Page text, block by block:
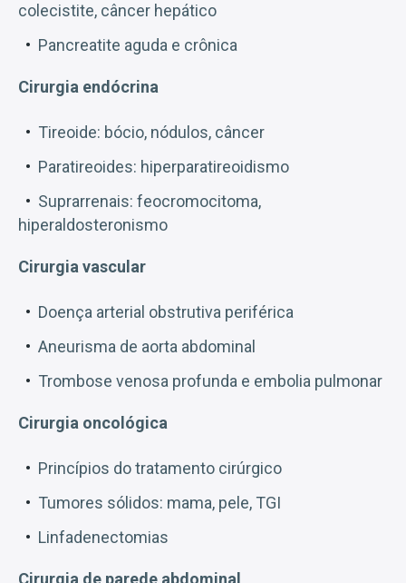
colecistite, câncer hepático
Pancreatite aguda e crônica
Cirurgia endócrina
Tireoide: bócio, nódulos, câncer
Paratireoides: hiperparatireoidismo
Suprarrenais: feocromocitoma,
hiperaldosteronismo
Cirurgia vascular
Doença arterial obstrutiva periférica
Aneurisma de aorta abdominal
Trombose venosa profunda e embolia pulmonar
Cirurgia oncológica
Princípios do tratamento cirúrgico
Tumores sólidos: mama, pele, TGI
Linfadenectomias
Cirurgia de parede abdominal